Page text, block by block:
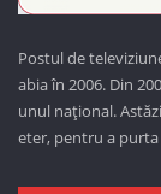
Postul de
abia în 2006. Din
unul național.
eter, pentru a